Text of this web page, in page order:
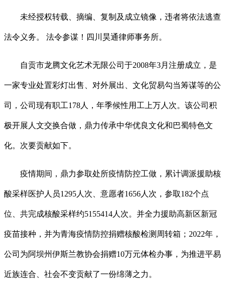
未经授权转载、摘编、复制及成立镜像，违者将依法逃查
法令义务。 法令参谋！四川昊通律师事务所。
自贡市龙腾文化艺术无限公司于2008年3月注册成立，是
一家专业处置彩灯出售、对外展出、文化贸易勾当筹谋等的公
司，公司现有职工178人，年季候性用工上万人次。该公司积
极开展人文交换合做，鼎力传承中华优良文化和巴蜀特色文
化。次要贡献如下。
疫情期间，鼎力参取处所疫情防控工做，累计调派援助核
酸采样医护人员1295人次、意愿者1656人次，参取182个点
位、共完成核酸采样约5155414人次。并全力援助高新区新冠
疫苗接种，并为青海疫情防控捐赠核酸检测周转箱；2022年，
公司为阿坝州伊斯兰教协会捐赠10万元体检办事，为推进平易
近族连合、社会不变贡献了一份绵薄之力。